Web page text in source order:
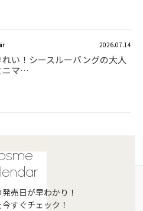
2026.07.14
い！シースルーバングの大人
ニマ…
売日が早わかり！
すぐチェック！